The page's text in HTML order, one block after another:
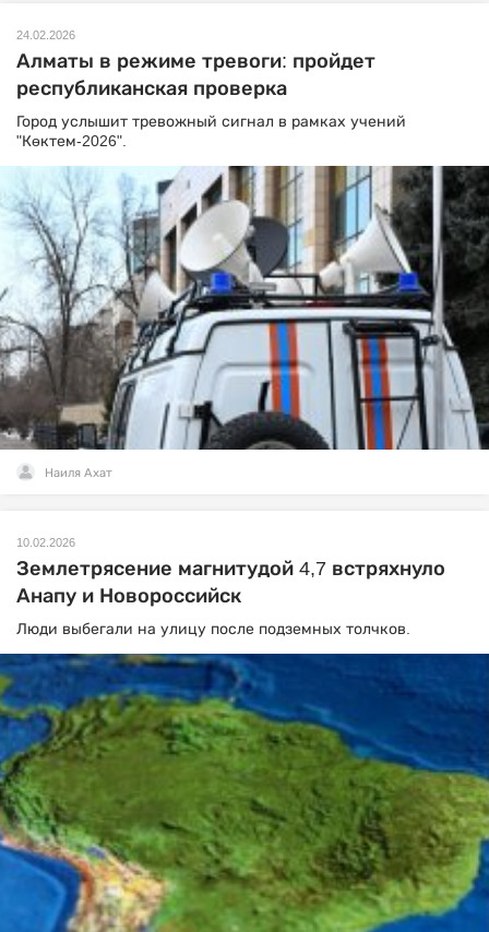
24.02.2026
Алматы в режиме тревоги: пройдет
республиканская проверка
Город услышит тревожный сигнал в рамках учений
"Көктем-2026".
Наиля Ахат
10.02.2026
Землетрясение магнитудой 4,7 встряхнуло
Анапу и Новороссийск
Люди выбегали на улицу после подземных толчков.